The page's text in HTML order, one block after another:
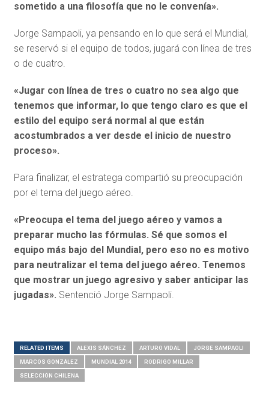
sometido a una filosofía que no le convenía».
Jorge Sampaoli, ya pensando en lo que será el Mundial,
se reservó si el equipo de todos, jugará con línea de tres
o de cuatro.
«Jugar con línea de tres o cuatro no sea algo que
tenemos que informar, lo que tengo claro es que el
estilo del equipo será normal al que están
acostumbrados a ver desde el inicio de nuestro
proceso».
Para finalizar, el estratega compartió su preocupación
por el tema del juego aéreo.
«Preocupa el tema del juego aéreo y vamos a
preparar mucho las fórmulas. Sé que somos el
equipo más bajo del Mundial, pero eso no es motivo
para neutralizar el tema del juego aéreo. Tenemos
que mostrar un juego agresivo y saber anticipar las
jugadas». Sentenció Jorge Sampaoli.
RELATED ITEMS ALEXIS SÁNCHEZ ARTURO VIDAL JORGE SAMPAOLI
MARCOS GONZÁLEZ MUNDIAL 2014 RODRIGO MILLAR
SELECCIÓN CHILENA